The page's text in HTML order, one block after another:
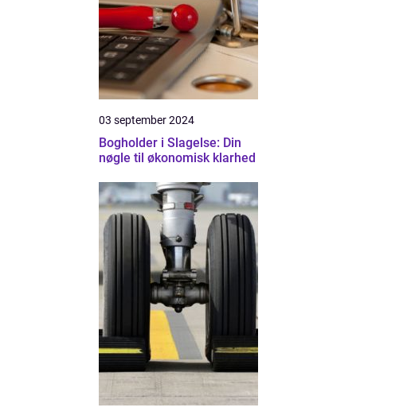
03 september 2024
Bogholder i Slagelse: Din
nøgle til økonomisk klarhed